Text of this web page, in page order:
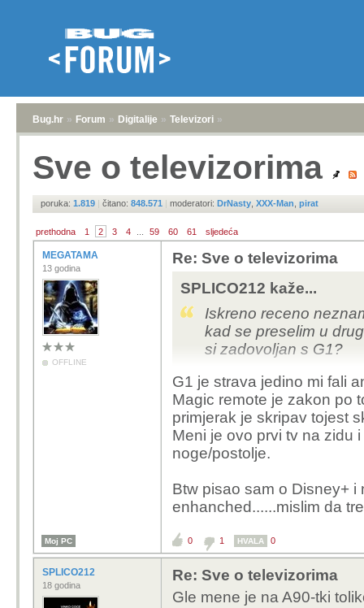
Bug.hr » Forum » Digitalije » Televizori »
Sve o televizorima
poruka: 1.819 | čitano: 848.571 | moderatori: DrNasty XXX-Man pirat
prethodna 1 2 3 4 59 60 61 sljedeća
MEGATAMA
13 godina
OFFLINE
Re: Sve o televizorima
SPLICO212 kaže...
Iskreno receno
kad se preselim u
si zadovoljan s G1?
G1 je strava jedino mi fali
Magic remote je zakon po
primjerak je skripav tojest
Meni je ovo prvi tv na zidu
noge/postolje.
Btw pisao sam o Disney+
enhanched......mislim da
Moj PC 0 1 HVALA 0
SPLICO212
18 godina
Re: Sve o televizorima
Gle mene je na A90-tki